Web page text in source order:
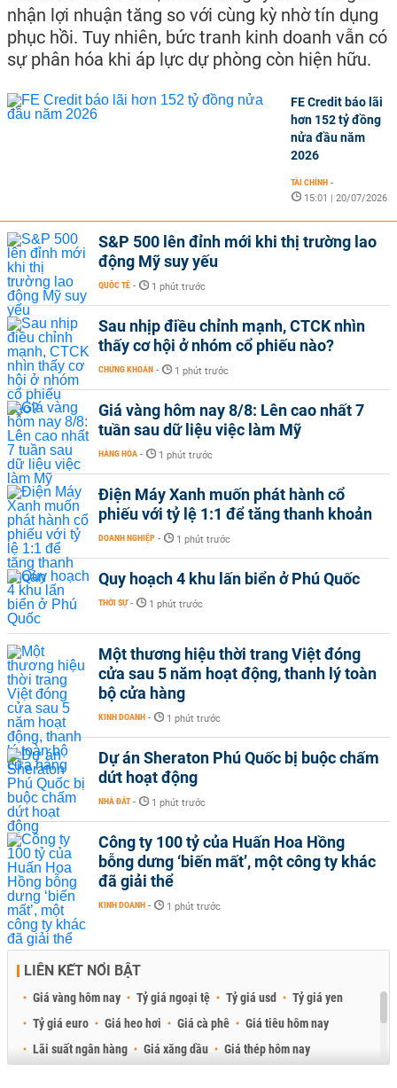
nhận lợi nhuận tăng so với cùng kỳ nhờ tín dụng
phục hồi. Tuy nhiên, bức tranh kinh doanh vẫn có
sự phân hóa khi áp lực dự phòng còn hiện hữu.
FE Credit báo lãi
hơn 152 tỷ đồng
nửa đầu năm
2026
TÀI CHÍNH -
15:01 | 20/07/2026
S&P 500 lên đỉnh mới khi thị trường lao
động Mỹ suy yếu
QUỐC TẾ - 1 phút trước
Sau nhịp điều chỉnh mạnh, CTCK nhìn
thấy cơ hội ở nhóm cổ phiếu nào?
CHỨNG KHOÁN - 1 phút trước
Giá vàng hôm nay 8/8: Lên cao nhất 7
tuần sau dữ liệu việc làm Mỹ
HÀNG HÓA - 1 phút trước
Điện Máy Xanh muốn phát hành cổ
phiếu với tỷ lệ 1:1 để tăng thanh khoản
DOANH NGHIỆP - 1 phút trước
Quy hoạch 4 khu lấn biển ở Phú Quốc
THỜI SỰ - 1 phút trước
Một thương hiệu thời trang Việt đóng
cửa sau 5 năm hoạt động, thanh lý toàn
bộ cửa hàng
KINH DOANH - 1 phút trước
Dự án Sheraton Phú Quốc bị buộc chấm
dứt hoạt động
NHÀ ĐẤT - 1 phút trước
Công ty 100 tỷ của Huấn Hoa Hồng
bỗng dưng ‘biến mất’, một công ty khác
đã giải thể
KINH DOANH - 1 phút trước
LIÊN KẾT NỔI BẬT
Giá vàng hôm nay Tỷ giá ngoại tệ Tỷ giá usd
Tỷ giá yen
Tỷ giá euro
Giá heo hơi Giá cà phê
Giá tiêu hôm nay
Lãi suất ngân hàng
Giá xăng dầu
Giá thép hôm nay